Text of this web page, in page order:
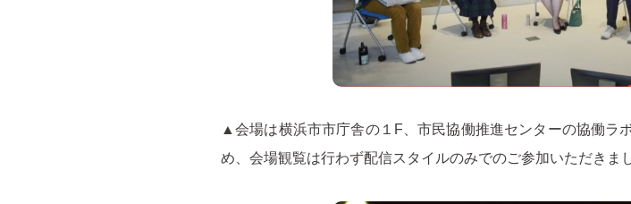
▲会場は横浜市市庁舎の１F、市民協働推進センターの協働ラ
め、会場観覧は行わず配信スタイルのみでのご参加いただきま